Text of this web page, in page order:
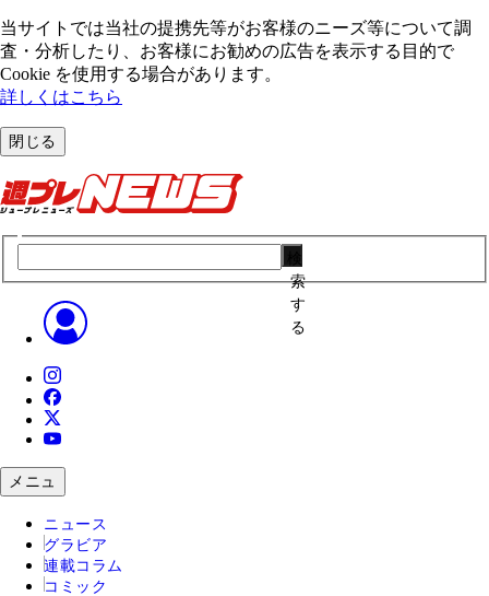
当サイトでは当社の提携先等がお客様のニーズ等について調
査・分析したり、お客様にお勧めの広告を表⽰する⽬的で
Cookie を使⽤する場合があります。
詳しくはこちら
閉じる
索
す
る
メニュ
ニュース
グラビア
連載コラム
コミック